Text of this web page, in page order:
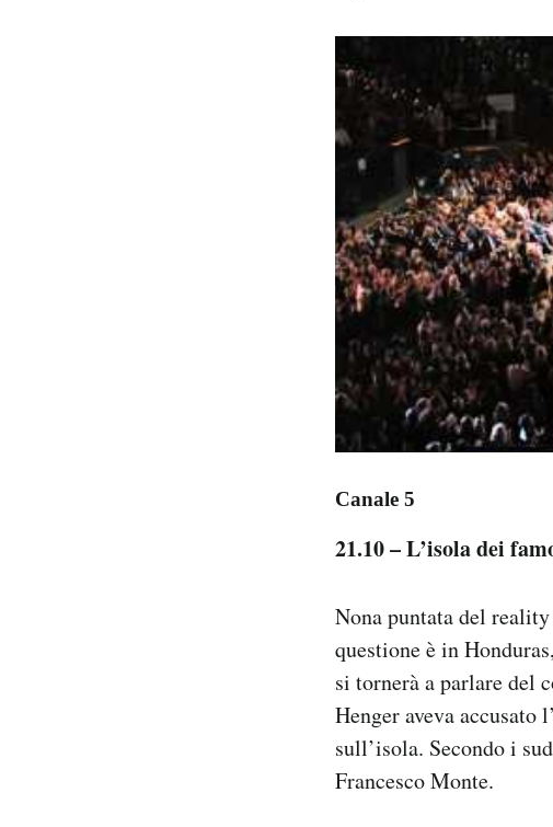
Canale 5
21.10 – L’isola dei
Nona puntata del
questione è in
si tornerà a parlare del
Henger aveva accusato
sull’isola. Secondo i
Francesco Monte.